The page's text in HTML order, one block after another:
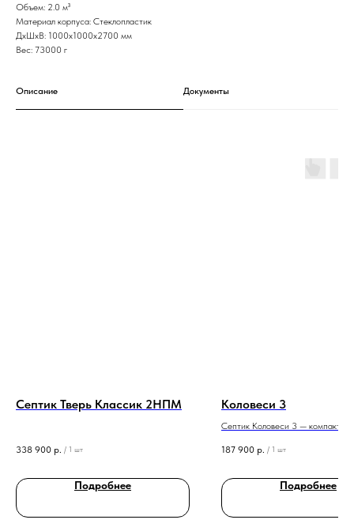
Объем: 2.0 м³
Материал корпуса: Стеклопластик
ДxШxВ: 1000x1000x2700 мм
Вес: 73000 г
Описание Документы
Септик Тверь Классик 2НПМ
338 900 р. / 1 шт
Подробнее
Коловеси 3
Септик Коловеси 3 —
производительностью 0,6 м³/
энергопотребление, очистка до
решением для дачи и
187 900 р. / 1 шт
Подробнее